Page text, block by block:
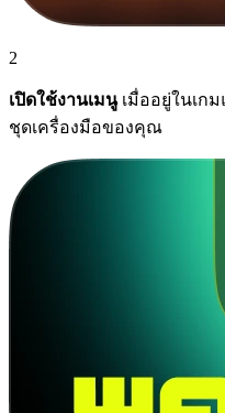
2
เปิดใช้งานเมนูเมื่ออยู่ในเกม
ชุดเครื่องมือของคุณ